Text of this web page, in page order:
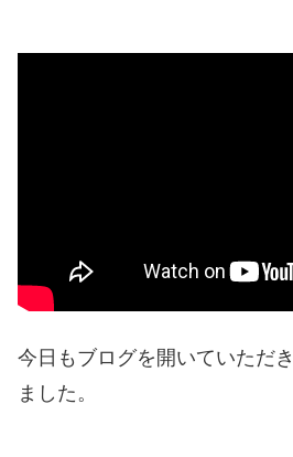
今日もブログを開いていただ
ました。